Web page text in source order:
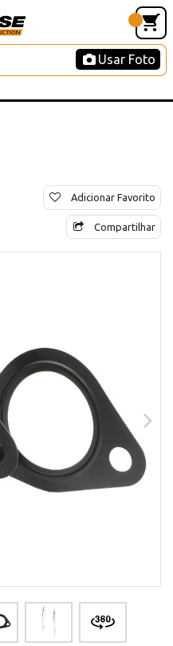
Usar Foto
Adicionar Favorito
Compartilhar